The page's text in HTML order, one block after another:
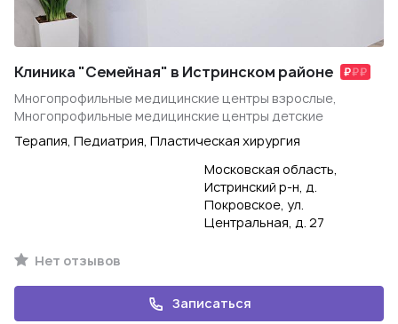
Клиника "Семейная" в Истринском районе
Многопрофильные медицинские центры взрослые,
Многопрофильные медицинские центры детские
Терапия, Педиатрия, Пластическая хирургия
Московская область,
Истринский р-н, д.
Покровское, ул.
Центральная, д. 27
Нет отзывов
Записаться